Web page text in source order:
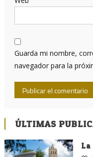
Guarda mi nombre,
navegador para la
ÚLTIMAS